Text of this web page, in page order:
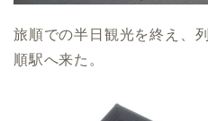
旅順での半日観光を終え、
順駅へ来た。